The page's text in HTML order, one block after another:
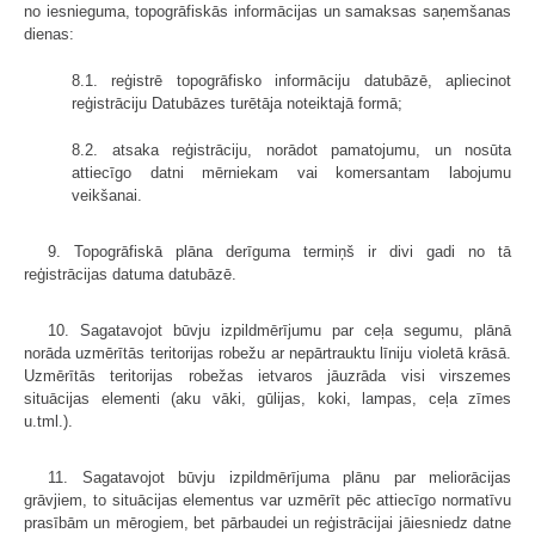
no iesnieguma, topogrāfiskās informācijas un samaksas saņemšanas
dienas:
8.1. reģistrē topogrāfisko informāciju datubāzē, apliecinot
reģistrāciju Datubāzes turētāja noteiktajā formā;
8.2. atsaka reģistrāciju, norādot pamatojumu, un nosūta
attiecīgo datni mērniekam vai komersantam labojumu
veikšanai.
9. Topogrāfiskā plāna derīguma termiņš ir divi gadi no tā
reģistrācijas datuma datubāzē.
10. Sagatavojot būvju izpildmērījumu par ceļa segumu, plānā
norāda uzmērītās teritorijas robežu ar nepārtrauktu līniju violetā krāsā.
Uzmērītās teritorijas robežas ietvaros jāuzrāda visi virszemes
situācijas elementi (aku vāki, gūlijas, koki, lampas, ceļa zīmes
u.tml.).
11. Sagatavojot būvju izpildmērījuma plānu par meliorācijas
grāvjiem, to situācijas elementus var uzmērīt pēc attiecīgo normatīvu
prasībām un mērogiem, bet pārbaudei un reģistrācijai jāiesniedz datne